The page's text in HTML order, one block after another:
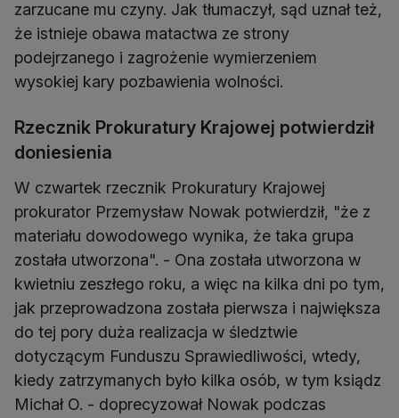
zarzucane mu czyny. Jak tłumaczył, sąd uznał też,
że istnieje obawa matactwa ze strony
podejrzanego i zagrożenie wymierzeniem
wysokiej kary pozbawienia wolności.
Rzecznik Prokuratury Krajowej potwierdził
doniesienia
W czwartek rzecznik Prokuratury Krajowej
prokurator Przemysław Nowak potwierdził, "że z
materiału dowodowego wynika, że taka grupa
została utworzona". - Ona została utworzona w
kwietniu zeszłego roku, a więc na kilka dni po tym,
jak przeprowadzona została pierwsza i największa
do tej pory duża realizacja w śledztwie
dotyczącym Funduszu Sprawiedliwości, wtedy,
kiedy zatrzymanych było kilka osób, w tym ksiądz
Michał O. - doprecyzował Nowak podczas